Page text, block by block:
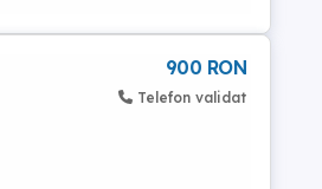
900 RON
Telefon validat